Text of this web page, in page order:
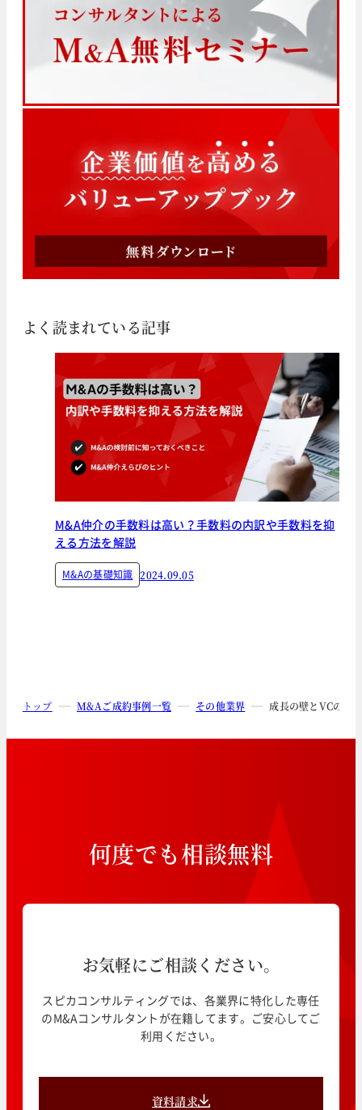
よく読まれている記事
M&A仲介の手数料は高い？手数料の内訳や手数料を抑
える方法を解説
M&Aの基礎知識 2024.09.05
トップ M&Aご成約事例一覧 その他業界 成長の壁とVCの満
何度でも相談無料
お気軽にご相談ください。
スピカコンサルティングでは、各業界に特化した専任
のM&Aコンサルタントが在籍してます。ご安心してご
利用ください。
資料請求